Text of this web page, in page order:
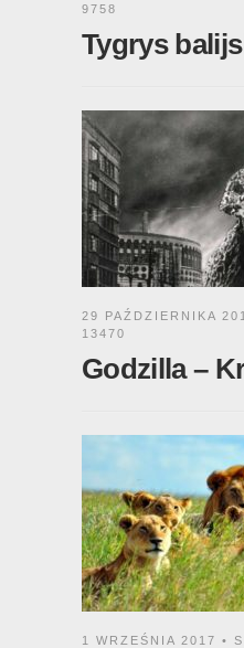
9758
Tygrys
29 PAŹDZIERNIKA
13470
Godzilla –
1 WRZEŚNIA 2017 •